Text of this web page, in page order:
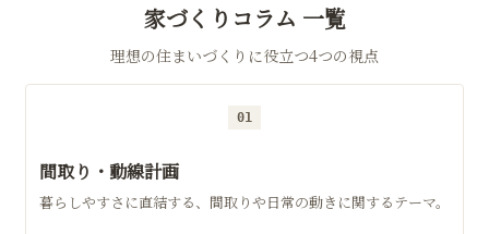
家づくりコラム 一覧
理想の住まいづくりに役立つ4つの視点
01
間取り・動線計画
暮らしやすさに直結する、間取りや日常の動きに関するテーマ。